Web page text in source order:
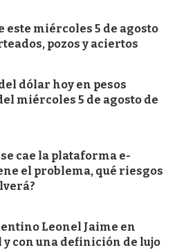
este miércoles 5 de agosto
pozos y aciertos
dólar hoy en pesos
miércoles 5 de agosto de
cae la plataforma e-
el problema, qué riesgos
Leonel Jaime en
con una definición de lujo